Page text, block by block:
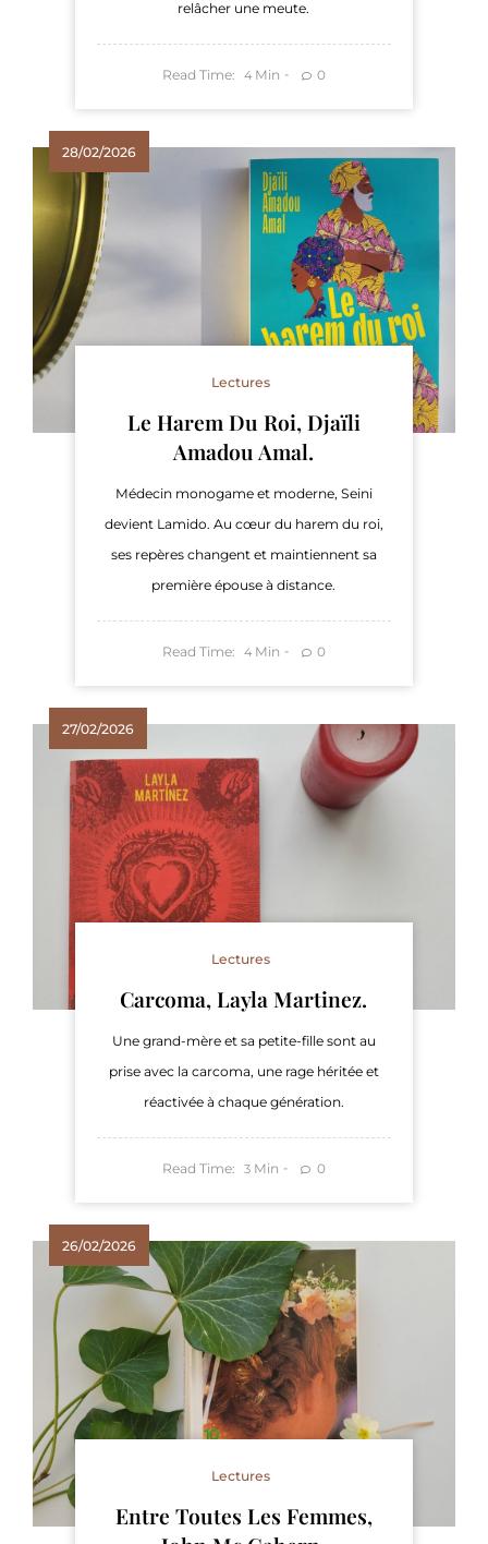
relâcher une meute.
Read Time: 4 Min 0
28/02/2026
Lectures
Le Harem Du Roi, Djaïli
Amadou Amal.
Médecin monogame et moderne, Seini
devient Lamido. Au cœur du harem du roi,
ses repères changent et maintiennent sa
première épouse à distance.
Read Time: 4 Min 0
27/02/2026
Lectures
Carcoma, Layla Martinez.
Une grand-mère et sa petite-fille sont au
prise avec la carcoma, une rage héritée et
réactivée à chaque génération.
Read Time: 3 Min 0
26/02/2026
Lectures
Entre Toutes Les Femmes,